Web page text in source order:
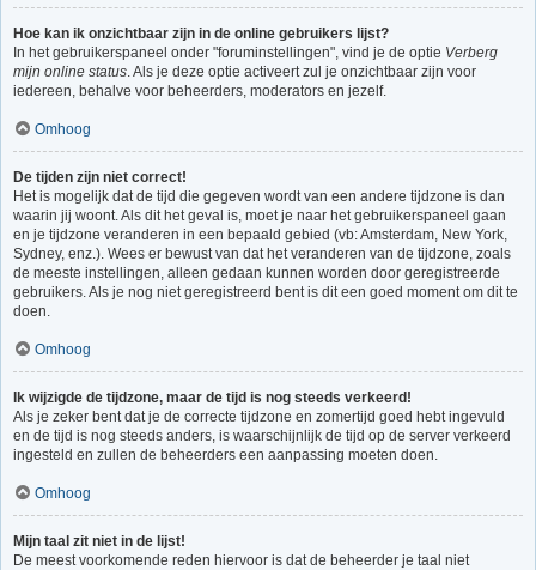
Hoe kan ik onzichtbaar zijn in de online gebruikers lijst?
In het gebruikerspaneel onder "foruminstellingen", vind je de optie Verberg
mijn online status. Als je deze optie activeert zul je onzichtbaar zijn voor
iedereen, behalve voor beheerders, moderators en jezelf.
Omhoog
De tijden zijn niet correct!
Het is mogelijk dat de tijd die gegeven wordt van een andere tijdzone is dan
waarin jij woont. Als dit het geval is, moet je naar het gebruikerspaneel gaan
en je tijdzone veranderen in een bepaald gebied (vb: Amsterdam, New York,
Sydney, enz.). Wees er bewust van dat het veranderen van de tijdzone, zoals
de meeste instellingen, alleen gedaan kunnen worden door geregistreerde
gebruikers. Als je nog niet geregistreerd bent is dit een goed moment om dit te
doen.
Omhoog
Ik wijzigde de tijdzone, maar de tijd is nog steeds verkeerd!
Als je zeker bent dat je de correcte tijdzone en zomertijd goed hebt ingevuld
en de tijd is nog steeds anders, is waarschijnlijk de tijd op de server verkeerd
ingesteld en zullen de beheerders een aanpassing moeten doen.
Omhoog
Mijn taal zit niet in de lijst!
De meest voorkomende reden hiervoor is dat de beheerder je taal niet